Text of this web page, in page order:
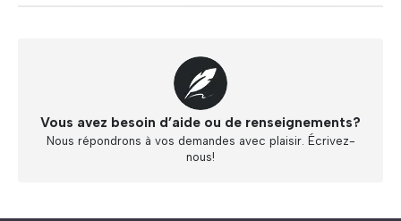
Vous avez besoin d’aide ou de renseignements?
Nous répondrons à vos demandes avec plaisir. Écrivez-
nous!